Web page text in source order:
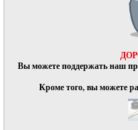
Вы можете поддержать наш
Кроме того, вы можете